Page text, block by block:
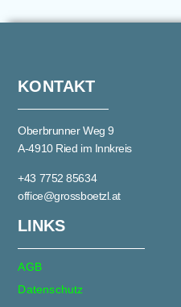
LINKS
AGB
Datenschutz
KONTAKT
Oberbrunner Weg 9
A-4910 Ried im Innkreis
+43 7752 85634
office@grossboetzl.at